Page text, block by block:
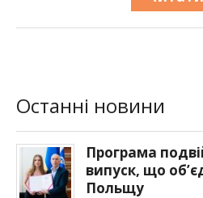
Останні новини
Програма
випуск, що
Польщу